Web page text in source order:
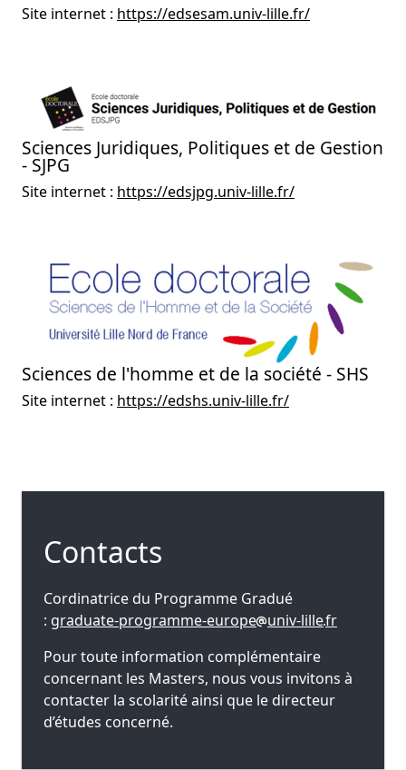
Site internet : https://edsesam.univ-lille.fr/
Sciences Juridiques, Politiques et de Gestion
- SJPG
Site internet : https://edsjpg.univ-lille.fr/
Sciences de l'homme et de la société - SHS
Site internet : https://edshs.univ-lille.fr/
Contacts
Cordinatrice du Programme Gradué
: graduate-programme-europe univ-lillefr
Pour toute information complémentaire
concernant les Masters, nous vous invitons à
contacter la scolarité ainsi que le directeur
d’études concerné.